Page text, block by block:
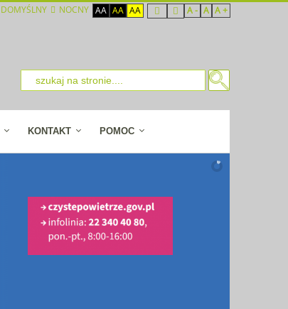
DOMYŚLNY NOCNY AA AA AA A - A A +
KONTAKT POMOC